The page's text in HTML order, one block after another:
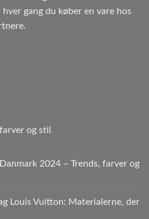
gang du køber en vare hos
og stil
2024 – Trends, farver og
Louis Vuitton: Materialerne, der